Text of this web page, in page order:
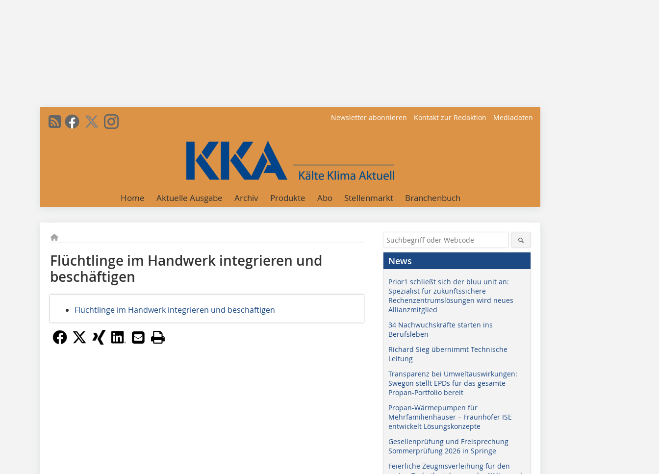
Newsletter abonnieren Kontakt zur Redaktion Mediadaten
Home Aktuelle Ausgabe Archiv Produkte Abo Stellenmarkt Branchenbuch
Flüchtlinge im Handwerk integrieren und
beschäftigen
Flüchtlinge im Handwerk integrieren und beschäftigen
News
Prior1 schließt sich der bluu unit an:
Spezialist für zukunftssichere
Rechenzentrumslösungen wird neues
Allianzmitglied
34 Nachwuchskräfte starten ins
Berufsleben
Richard Sieg übernimmt Technische
Leitung
Transparenz bei Umweltauswirkungen:
Swegon stellt EPDs für das gesamte
Propan-Portfolio bereit
Propan-Wärmepumpen für
Mehrfamilienhäuser – Fraunhofer ISE
entwickelt Lösungskonzepte
Gesellenprüfung und Freisprechung
Sommerprüfung 2026 in Springe
Feierliche Zeugnisverleihung für den